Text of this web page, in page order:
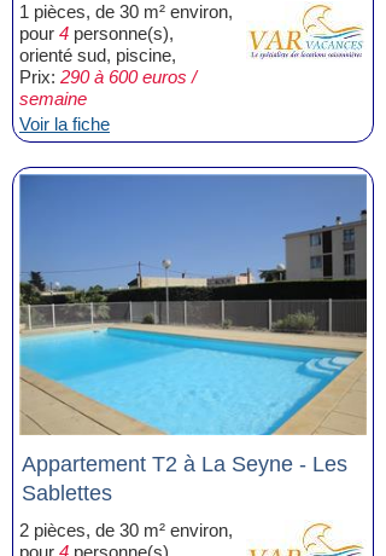
1 pièces, de 30 m² environ,
pour 4 personne(s),
orienté sud, piscine,
Prix: 290 à 600 euros /
semaine
Voir la fiche
Appartement T2 à La Seyne - Les
Sablettes
2 pièces, de 30 m² environ,
pour 4 personne(s),